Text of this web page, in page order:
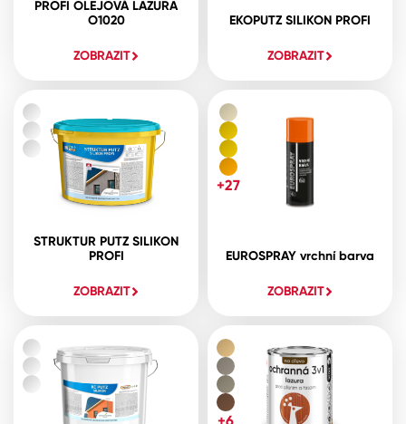
PROFI OLEJOVÁ LAZURA
O1020
ZOBRAZIT
EKOPUTZ SILIKON PROFI
ZOBRAZIT
STRUKTUR PUTZ SILIKON
PROFI
ZOBRAZIT
EUROSPRAY vrchní barva
ZOBRAZIT
+27
+6